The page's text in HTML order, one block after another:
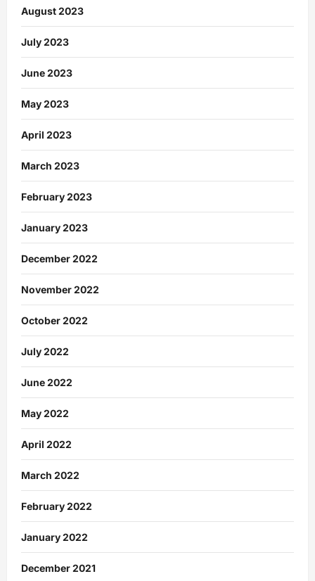
August 2023
July 2023
June 2023
May 2023
April 2023
March 2023
February 2023
January 2023
December 2022
November 2022
October 2022
July 2022
June 2022
May 2022
April 2022
March 2022
February 2022
January 2022
December 2021